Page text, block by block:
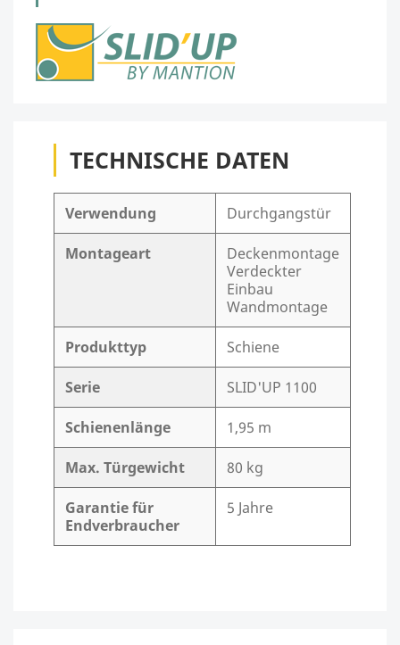
TECHNISCHE DATEN
Verwendung Durchgangstür
Montageart
Deckenmontage
Verdeckter
Einbau
Wandmontage
Produkttyp Schiene
Serie SLID'UP 1100
Schienenlänge 1,95 m
Max. Türgewicht 80 kg
Garantie für
Endverbraucher
5 Jahre